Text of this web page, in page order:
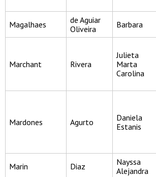
Magalhaes
de Aguiar
Oliveira
Barbara
Marchant Rivera
Julieta
Marta
Carolina
Mardones Agurto
Daniela
Estanis
Marin Diaz
Nayssa
Alejandra